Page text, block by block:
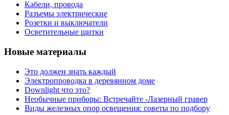
Кабели, провода
Разъемы электрические
Розетки и выключатели
Осветительные щитки
Новые материалы
Это должен знать каждый
Электропроводка в деревянном доме
Downlight что это?
Необычные приборы: Встречайте -Лазерный гравер
Виды железных опор освещения: советы по подбору